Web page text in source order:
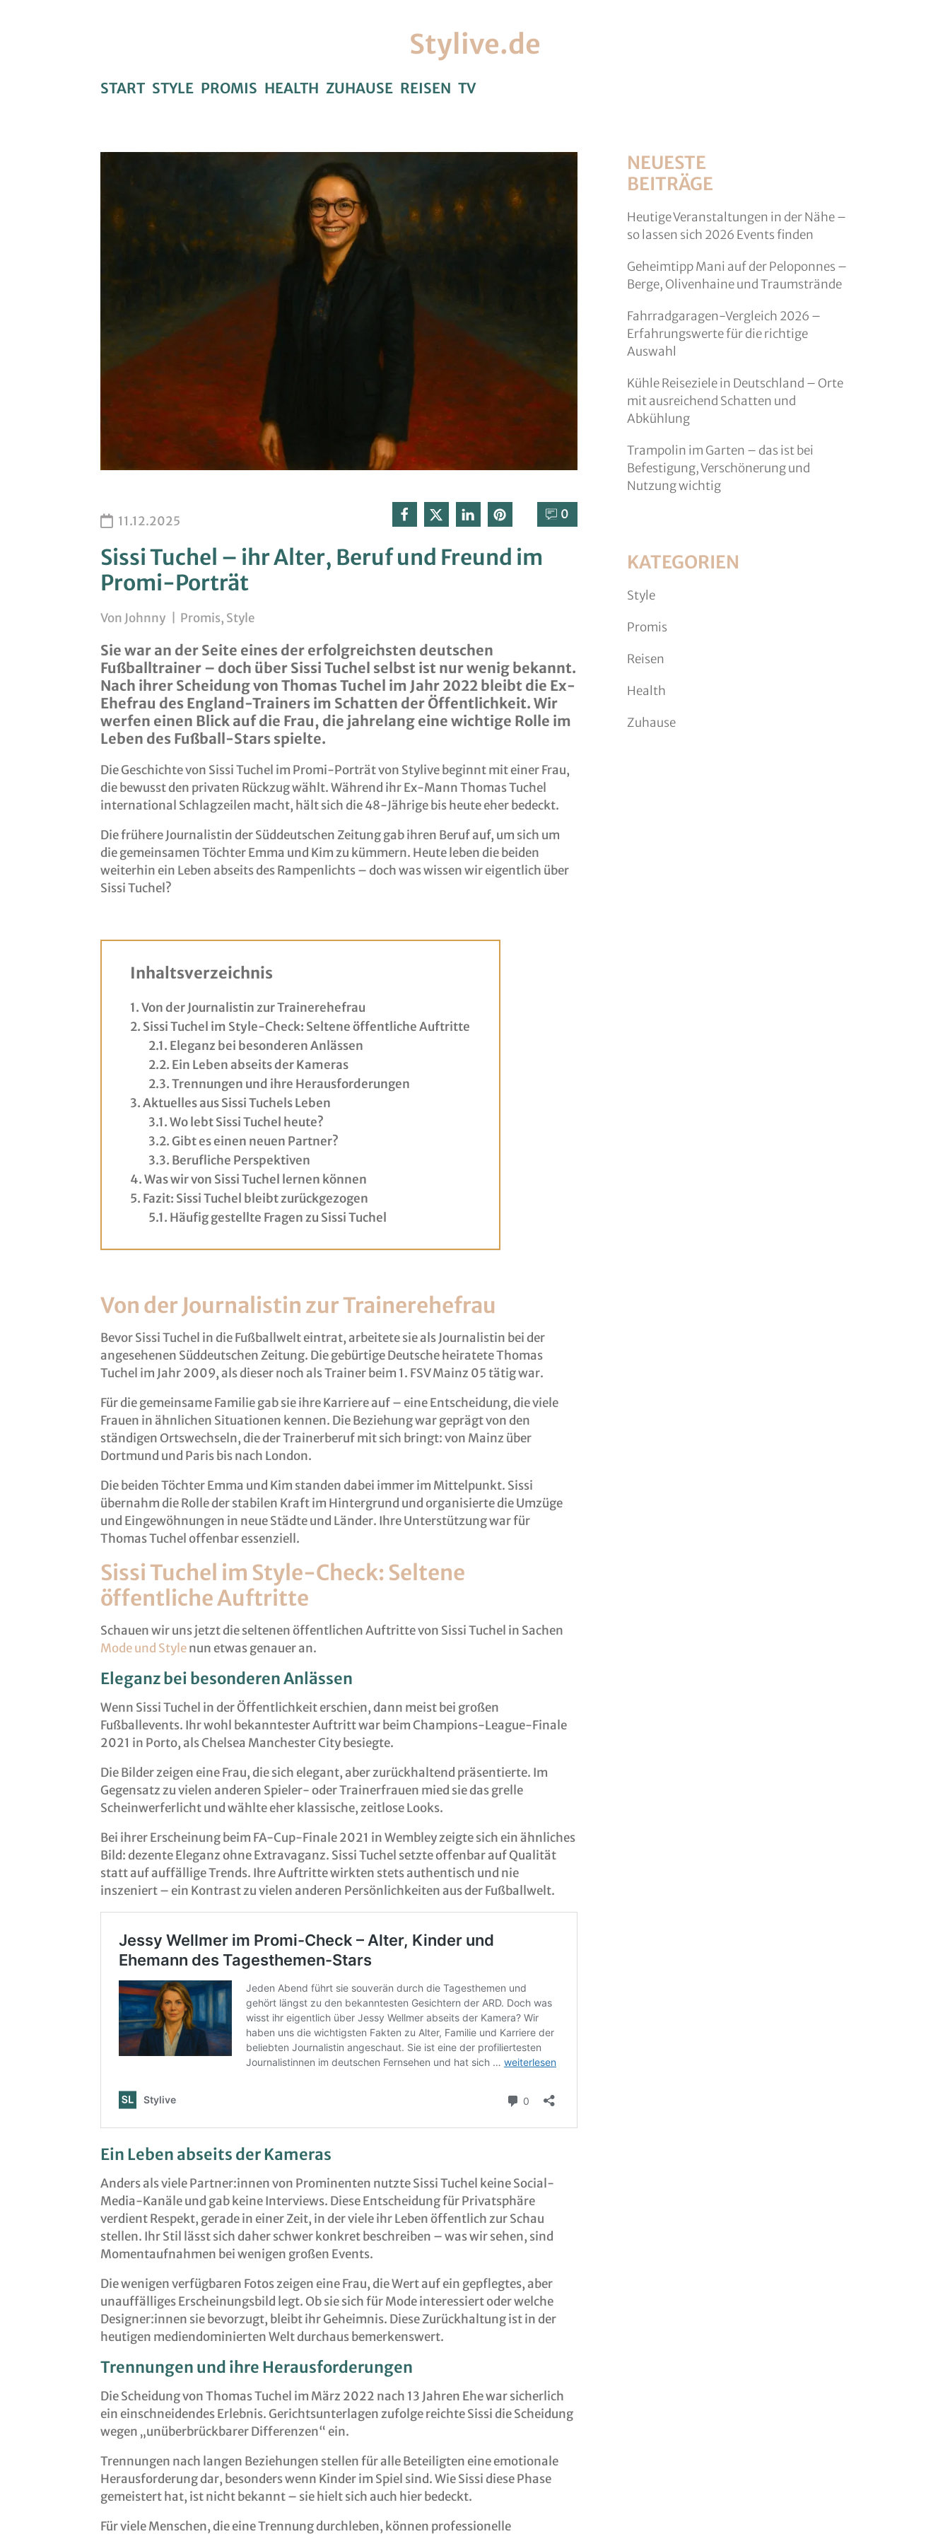
Stylive.de
START STYLE PROMIS HEALTH ZUHAUSE REISEN TV
11.12.2025 0⁣
Sissi Tuchel – ihr Alter, Beruf und Freund im
Promi-Porträt
Von Johnny Promis, Style
Sie war an der Seite eines der erfolgreichsten deutschen
Fußballtrainer – doch über Sissi Tuchel selbst ist nur wenig bekannt.
Nach ihrer Scheidung von Thomas Tuchel im Jahr 2022 bleibt die Ex-
Ehefrau des England-Trainers im Schatten der Öffentlichkeit. Wir
werfen einen Blick auf die Frau, die jahrelang eine wichtige Rolle im
Leben des Fußball-Stars spielte.
Die Geschichte von Sissi Tuchel im Promi-Porträt von Stylive beginnt mit einer Frau,
die bewusst den privaten Rückzug wählt. Während ihr Ex-Mann Thomas Tuchel
international Schlagzeilen macht, hält sich die 48-Jährige bis heute eher bedeckt.
Die frühere Journalistin der Süddeutschen Zeitung gab ihren Beruf auf, um sich um
die gemeinsamen Töchter Emma und Kim zu kümmern. Heute leben die beiden
weiterhin ein Leben abseits des Rampenlichts – doch was wissen wir eigentlich über
Sissi Tuchel?
Inhaltsverzeichnis
Von der Journalistin zur Trainerehefrau
Sissi Tuchel im Style-Check: Seltene öffentliche Auftritte
Eleganz bei besonderen Anlässen
Ein Leben abseits der Kameras
Trennungen und ihre Herausforderungen
Aktuelles aus Sissi Tuchels Leben
Wo lebt Sissi Tuchel heute?
Gibt es einen neuen Partner?
Berufliche Perspektiven
Was wir von Sissi Tuchel lernen können
Fazit: Sissi Tuchel bleibt zurückgezogen
Häufig gestellte Fragen zu Sissi Tuchel
Von der Journalistin zur Trainerehefrau
Bevor Sissi Tuchel in die Fußballwelt eintrat, arbeitete sie als Journalistin bei der
angesehenen Süddeutschen Zeitung. Die gebürtige Deutsche heiratete Thomas
Tuchel im Jahr 2009, als dieser noch als Trainer beim 1. FSV Mainz 05 tätig war.
Für die gemeinsame Familie gab sie ihre Karriere auf – eine Entscheidung, die viele
Frauen in ähnlichen Situationen kennen. Die Beziehung war geprägt von den
ständigen Ortswechseln, die der Trainerberuf mit sich bringt: von Mainz über
Dortmund und Paris bis nach London.
Die beiden Töchter Emma und Kim standen dabei immer im Mittelpunkt. Sissi
übernahm die Rolle der stabilen Kraft im Hintergrund und organisierte die Umzüge
und Eingewöhnungen in neue Städte und Länder. Ihre Unterstützung war für
Thomas Tuchel offenbar essenziell.
Sissi Tuchel im Style-Check: Seltene
öffentliche Auftritte
Schauen wir uns jetzt die seltenen öffentlichen Auftritte von Sissi Tuchel in Sachen
Mode und Stylenun etwas genauer an.
Eleganz bei besonderen Anlässen
Wenn Sissi Tuchel in der Öffentlichkeit erschien, dann meist bei großen
Fußballevents. Ihr wohl bekanntester Auftritt war beim Champions-League-Finale
2021 in Porto, als Chelsea Manchester City besiegte.
Die Bilder zeigen eine Frau, die sich elegant, aber zurückhaltend präsentierte. Im
Gegensatz zu vielen anderen Spieler- oder Trainerfrauen mied sie das grelle
Scheinwerferlicht und wählte eher klassische, zeitlose Looks.
Bei ihrer Erscheinung beim FA-Cup-Finale 2021 in Wembley zeigte sich ein ähnliches
Bild: dezente Eleganz ohne Extravaganz. Sissi Tuchel setzte offenbar auf Qualität
statt auf auffällige Trends. Ihre Auftritte wirkten stets authentisch und nie
inszeniert – ein Kontrast zu vielen anderen Persönlichkeiten aus der Fußballwelt.
Ein Leben abseits der Kameras
Anders als viele Partner:innen von Prominenten nutzte Sissi Tuchel keine Social-
Media-Kanäle und gab keine Interviews. Diese Entscheidung für Privatsphäre
verdient Respekt, gerade in einer Zeit, in der viele ihr Leben öffentlich zur Schau
stellen. Ihr Stil lässt sich daher schwer konkret beschreiben – was wir sehen, sind
Momentaufnahmen bei wenigen großen Events.
Die wenigen verfügbaren Fotos zeigen eine Frau, die Wert auf ein gepflegtes, aber
unauffälliges Erscheinungsbild legt. Ob sie sich für Mode interessiert oder welche
Designer:innen sie bevorzugt, bleibt ihr Geheimnis. Diese Zurückhaltung ist in der
heutigen mediendominierten Welt durchaus bemerkenswert.
Trennungen und ihre Herausforderungen
Die Scheidung von Thomas Tuchel im März 2022 nach 13 Jahren Ehe war sicherlich
ein einschneidendes Erlebnis. Gerichtsunterlagen zufolge reichte Sissi die Scheidung
wegen „unüberbrückbarer Differenzen“ ein.
Trennungen nach langen Beziehungen stellen für alle Beteiligten eine emotionale
Herausforderung dar, besonders wenn Kinder im Spiel sind. Wie Sissi diese Phase
gemeistert hat, ist nicht bekannt – sie hielt sich auch hier bedeckt.
Für viele Menschen, die eine Trennung durchleben, können professionelle
NEUESTE
BEITRÄGE
Heutige Veranstaltungen in der Nähe –
so lassen sich 2026 Events finden
Geheimtipp Mani auf der Peloponnes –
Berge, Olivenhaine und Traumstrände
Fahrradgaragen-Vergleich 2026 –
Erfahrungswerte für die richtige
Auswahl
Kühle Reiseziele in Deutschland – Orte
mit ausreichend Schatten und
Abkühlung
Trampolin im Garten – das ist bei
Befestigung, Verschönerung und
Nutzung wichtig
KATEGORIEN
Style
Promis
Reisen
Health
Zuhause